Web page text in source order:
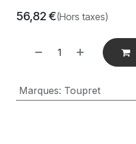
56,82€(Hors taxes)
Marques: Toupret